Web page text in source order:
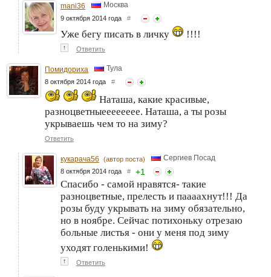
mani36 Москва
9 октября 2014 года #
Уже бегу писать в личку !!!!
↑ Ответить
Помидориха Тула
8 октября 2014 года #
Наташа, какие красивые,
разноцветныееееееее. Наташа, а ты розы
укрываешь чем то на зиму?
Ответить
кукарача56 (автор поста) Сергиев Посад
8 октября 2014 года # +1
Спасибо - самой нравятся- такие
разноцветные, прелесть и паааахнут!!! Да
розы буду укрывать на зиму обязательно,
но в ноябре. Сейчас потихоньку отрезаю
больные листья - они у меня под зиму
уходят голенькими!
↑ Ответить